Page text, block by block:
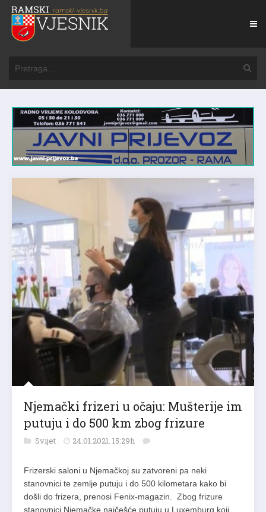
Njemački frizeri u očaju: Mušterije im
putuju i do 500 km zbog frizure
Svijet 24.01.2021. 15:29h
Frizerski saloni u Njemačkoj su zatvoreni pa neki
stanovnici te zemlje putuju i do 500 kilometara kako bi
došli do frizera, prenosi Fenix-magazin. Zbog frizure
stanovnici Njemačke najčešće putuju u Luxemburg koji